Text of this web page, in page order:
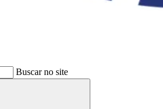
Buscar no site